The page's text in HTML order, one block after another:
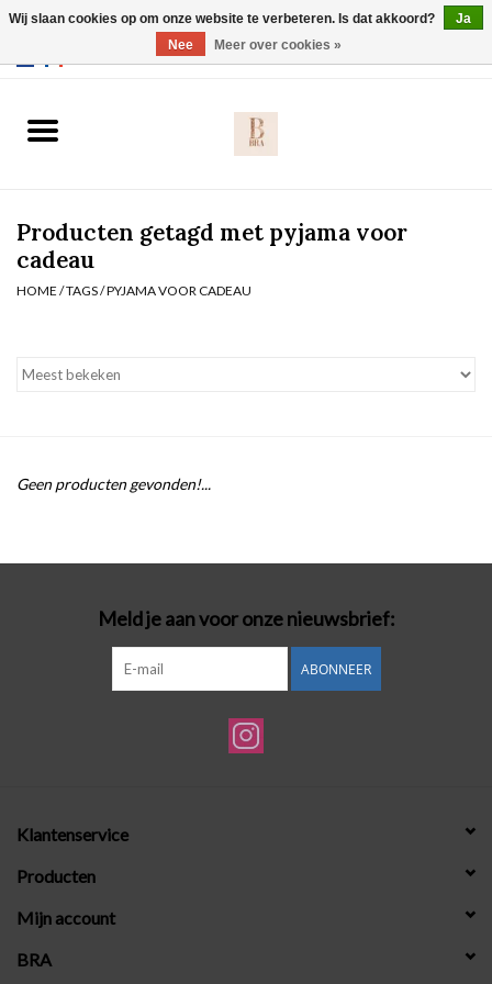
Slip
Body
Homewear
Producten getagd met pyjama voor
cadeau
HOME /TAGS/PYJAMA VOOR CADEAU
Geen producten gevonden!...
Meld je aan voor onze nieuwsbrief:
ABONNEER
Klantenservice
Producten
Mijn account
BRA
Wij slaan cookies op om onze website te verbeteren. Is dat akkoord?
Ja
Nee
Meer over cookies »
Webshop werkt met EU maten. .